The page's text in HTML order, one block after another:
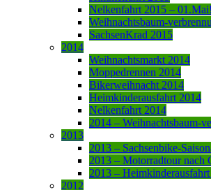
Nelkenfahrt 2015 – 01.Mai!
Weihnachtsbaum-
SachsenKrad 2015
2014
Weihnachtsmarkt 2014
Moppedrennen 2014
Bikerweihnacht 2014
Heimkinderausfahrt 2014
Nelkenfahrt 2014
2014 – Weihnachtsbaum-
2013
2013 – Sachsenbike-
2013 – Motorradtour nach
2013 –
2012